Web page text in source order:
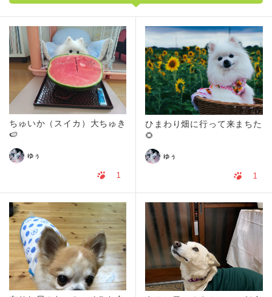
ちゅいか（スイカ）大ちゅき
🍉
ゆぅ
1
ひまわり畑に行って来まちた
🌻
ゆぅ
1